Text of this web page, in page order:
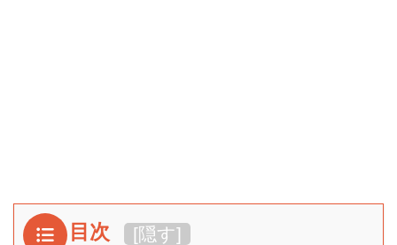
目次 [隠す]